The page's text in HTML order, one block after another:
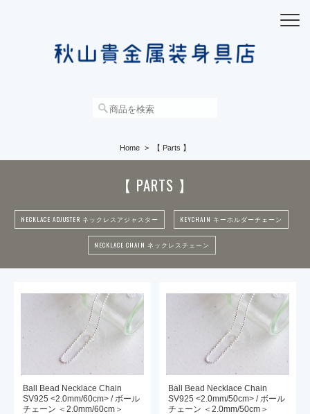
Home 【 Parts 】
【 PARTS 】
NECKLACE ADJUSTER ネックレスアジャスター KEYCHAIN キーホルダーチェーン
NECKLACE CHAIN ネックレスチェーン
Ball Bead Necklace Chain
SV925 <2.0mm/60cm> / ボール
チェーン ＜2.0mm/60cm＞
Ball Bead Necklace Chain
SV925 <2.0mm/50cm> / ボール
チェーン ＜2.0mm/50cm＞